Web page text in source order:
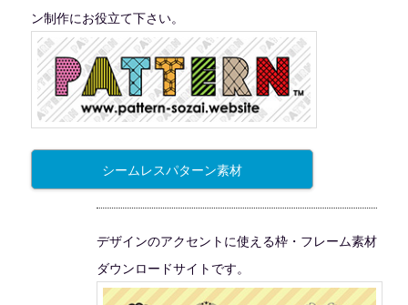
ン制作にお役立て下さい。
シームレスパターン素材
デザインのアクセントに使える枠・フレーム素材
ダウンロードサイトです。